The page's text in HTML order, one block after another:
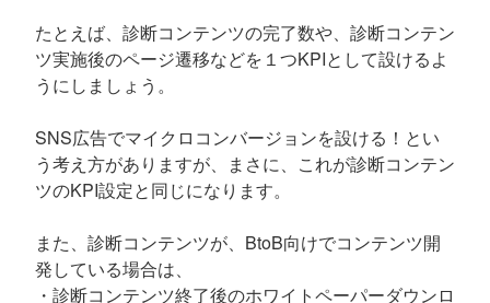
たとえば、診断コンテンツの完了数や、診断コンテン
ツ実施後のページ遷移などを１つKPIとして設けるよ
うにしましょう。
SNS広告でマイクロコンバージョンを設ける！とい
う考え方がありますが、まさに、これが診断コンテン
ツのKPI設定と同じになります。
また、診断コンテンツが、BtoB向けでコンテンツ開
発している場合は、
・診断コンテンツ終了後のホワイトペーパーダウンロ